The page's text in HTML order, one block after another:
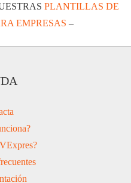
PLANTILLAS DE
EMPRESAS –